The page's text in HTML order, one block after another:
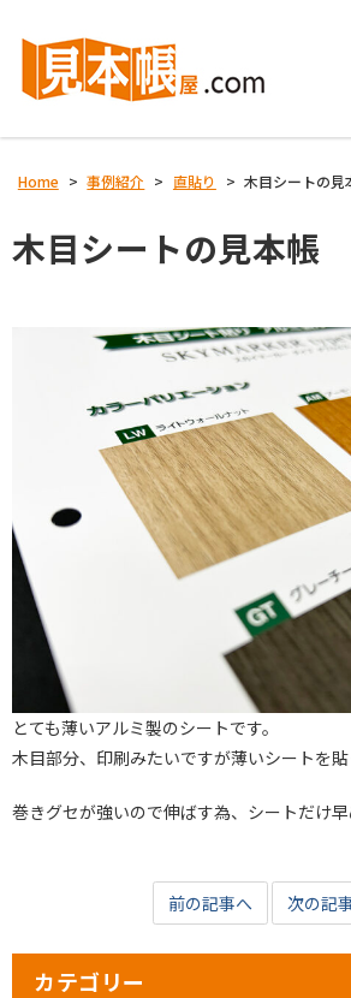
Home > 事例紹介 > 直貼り > 木目シートの
木目シートの見本帳
とても薄いアルミ製のシートです。
木目部分、印刷みたいですが薄いシートを貼
巻きグセが強いので伸ばす為、シートだけ早
前の記事へ 次の記
カテゴリー